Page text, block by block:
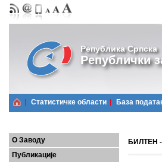
Република Српска
Републички
Статистичке области Базa
О Заводу
Публикације
БИЛТЕН